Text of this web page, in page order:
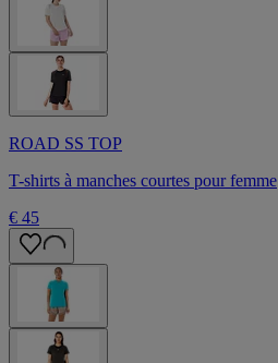
ROAD SS TOP
T-shirts à manches courtes pour femme
€ 45